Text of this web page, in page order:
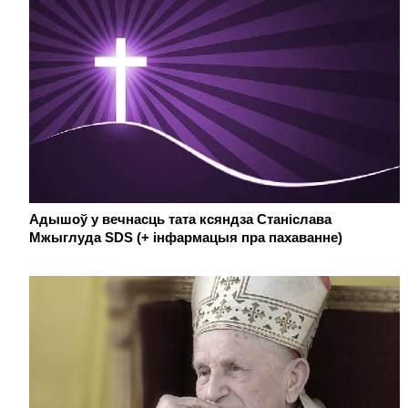
Адышоў у вечнасць тата ксяндза Станіслава
Мжыглуда SDS (+ інфармацыя пра пахаванне)